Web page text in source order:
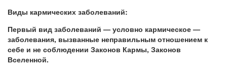
Виды кармических заболеваний:
Первый вид заболеваний — условно кармическое —
заболевания, вызванные неправильным отношением к
себе и не соблюдении Законов Кармы, Законов
Вселенной.